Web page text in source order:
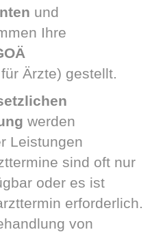
und
Ihre
Ärzte) gestellt.
werden
Leistungen
sind oft nur
oder es ist
erforderlich.
von